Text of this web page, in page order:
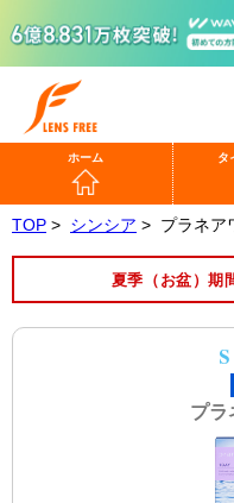
ホーム タ
TOP > シンシア > プラネア
夏季（お盆）期
プラ